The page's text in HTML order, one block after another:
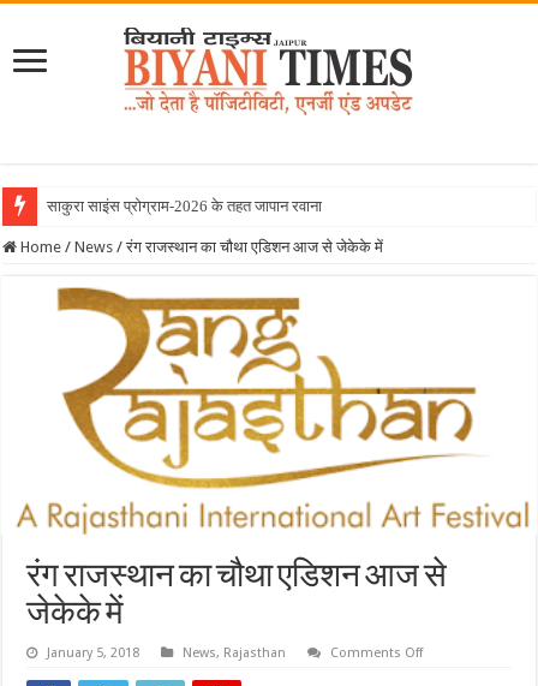
साकुरा साइंस प्रोग्राम-2026 के तहत जापान रवाना हुई बियानी ग
Home / News / रंग राजस्थान का चौथा एडिशन आज से जेकेके में
रंग राजस्थान का चौथा एडिशन आज से
जेकेके में
January 5, 2018 News, Rajasthan Comments Offon